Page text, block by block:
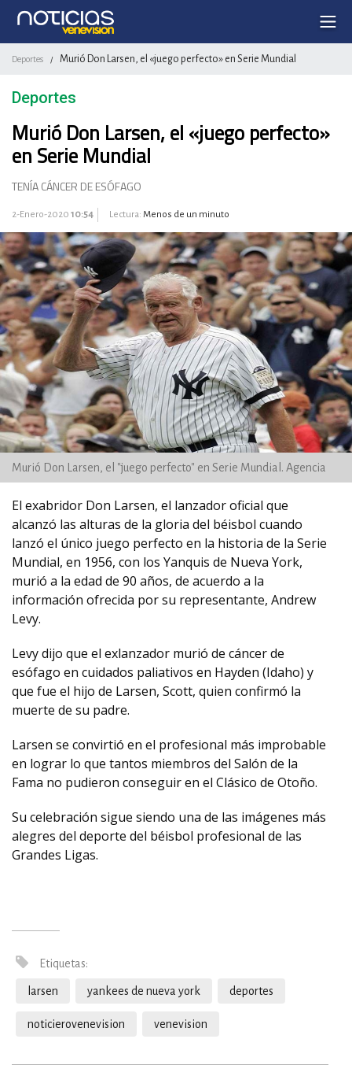
Deportes / Murió Don Larsen, el «juego perfecto» en Serie Mundial
Deportes
Murió Don Larsen, el «juego perfecto»
en Serie Mundial
TENÍA CÁNCER DE ESÓFAGO
2-Enero-2020 10:54 Lectura: Menos de un minuto
Murió Don Larsen, el "juego perfecto" en Serie Mundial. Agencia
El exabridor Don Larsen, el lanzador oficial que
alcanzó las alturas de la gloria del béisbol cuando
lanzó el único juego perfecto en la historia de la Serie
Mundial, en 1956, con los Yanquis de Nueva York,
murió a la edad de 90 años, de acuerdo a la
información ofrecida por su representante, Andrew
Levy.
Levy dijo que el exlanzador murió de cáncer de
esófago en cuidados paliativos en Hayden (Idaho) y
que fue el hijo de Larsen, Scott, quien confirmó la
muerte de su padre.
Larsen se convirtió en el profesional más improbable
en lograr lo que tantos miembros del Salón de la
Fama no pudieron conseguir en el Clásico de Otoño.
Su celebración sigue siendo una de las imágenes más
alegres del deporte del béisbol profesional de las
Grandes Ligas.
Etiquetas:
larsen yankees de nueva york deportes
noticierovenevision venevision